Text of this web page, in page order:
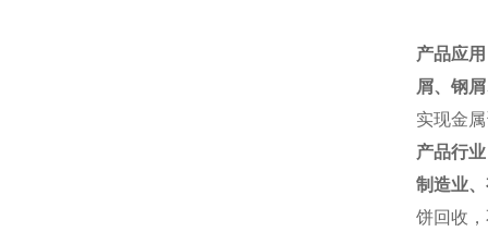
产品应
屑、 钢屑
实现金
产品行
制造业
饼回收